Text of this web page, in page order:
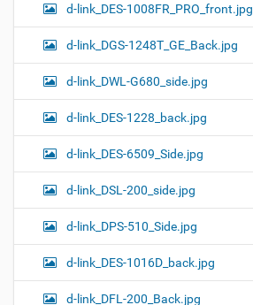
d-link_DES-1008FR_PRO_front.jpg
d-link_DGS-1248T_GE_Back.jpg
d-link_DWL-G680_side.jpg
d-link_DES-1228_back.jpg
d-link_DES-6509_Side.jpg
d-link_DSL-200_side.jpg
d-link_DPS-510_Side.jpg
d-link_DES-1016D_back.jpg
d-link_DFL-200_Back.jpg